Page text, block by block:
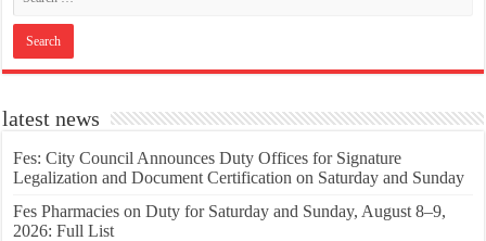
latest news
Fes: City Council Announces Duty Offices for Signature
Legalization and Document Certification on Saturday and Sunday
Fes Pharmacies on Duty for Saturday and Sunday, August 8–9,
2026: Full List